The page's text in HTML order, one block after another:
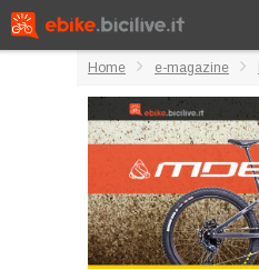
Home e-magazine